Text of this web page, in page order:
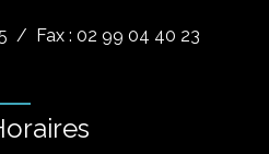
/ Fax : 02 99 04 40 23